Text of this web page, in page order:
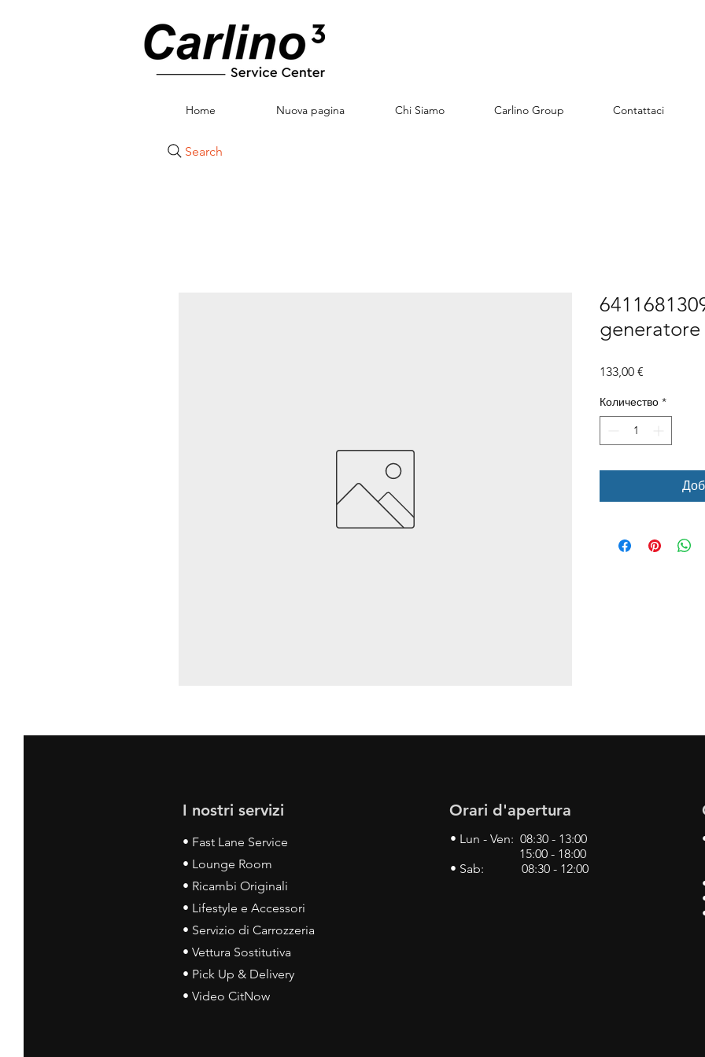
Home Nuova pagina Chi Siamo Carlino Group Contattaci
Search
generatore
133,00 €
Количество *
I nostri servizi
• Fast Lane Service
• Lounge Room
• Ricambi Originali
• Lifestyle e Accessori
• Servizio di Carrozzeria
• Vettura Sostitutiva
• Pick Up & Delivery
• Video CitNow
Orari d'apertura
• Lun - Ven: 08:30 - 13:00
15:00 - 18:00
• Sab: 08:30 - 12:00